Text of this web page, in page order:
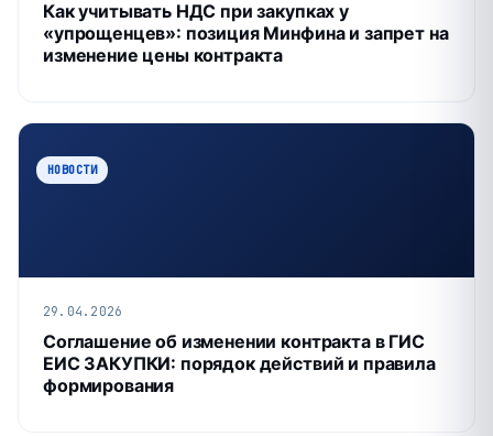
Как учитывать НДС при закупках у
«упрощенцев»: позиция Минфина и запрет на
изменение цены контракта
НОВОСТИ
29.04.2026
Соглашение об изменении контракта в ГИС
ЕИС ЗАКУПКИ: порядок действий и правила
формирования